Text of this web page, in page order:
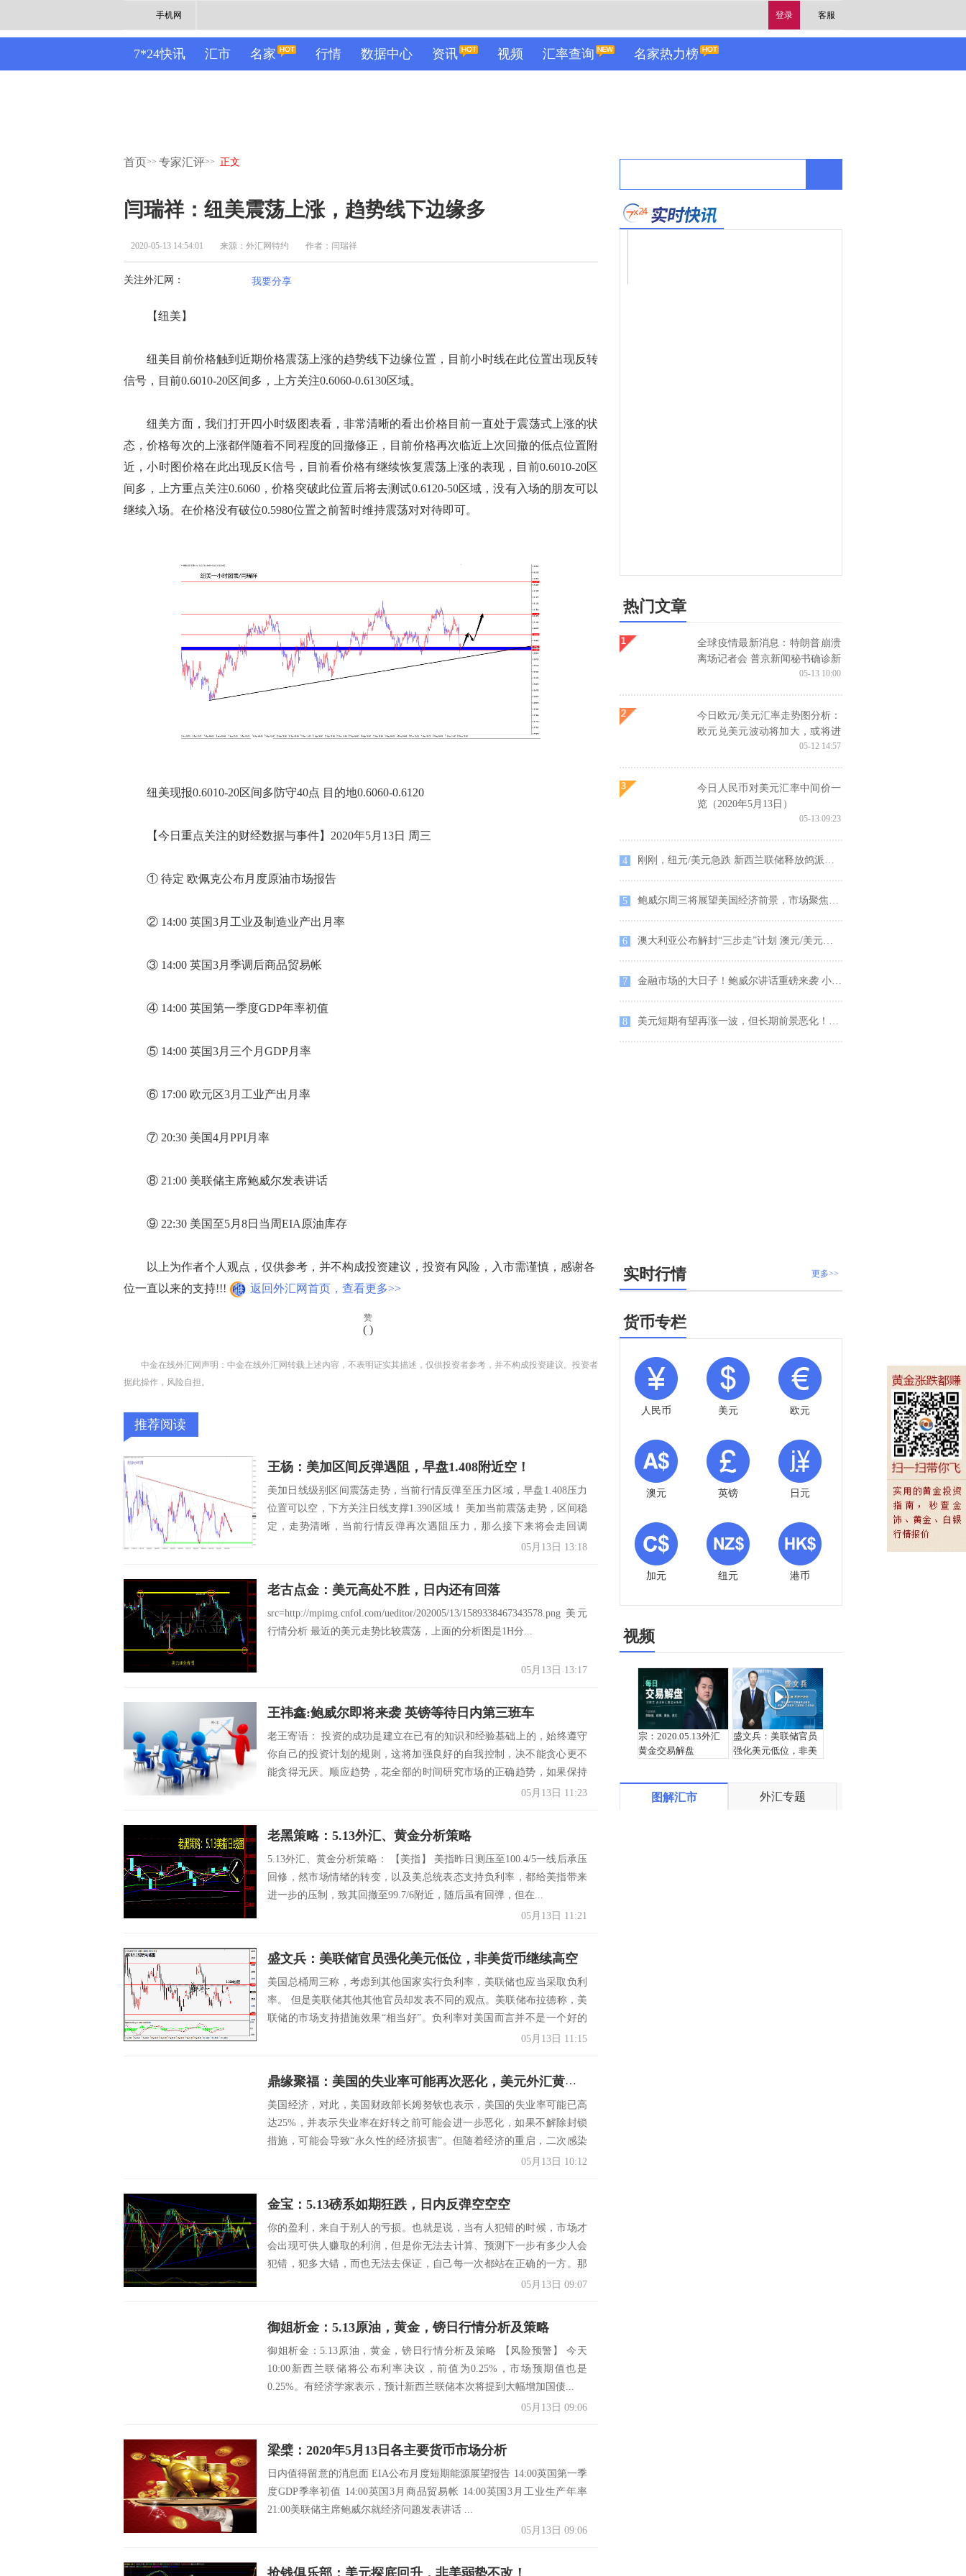
登录 客服
手机网
7*24快讯 汇市 名家 行情 数据中心 资讯 视频 汇率查询 名家热力榜
首页>> 专家汇评>> 正文
闫瑞祥：纽美震荡上涨，趋势线下边缘多
2020-05-13 14:54:01 来源：外汇网特约 作者：闫瑞祥
关注外汇网： 我要分享
【纽美】
纽美目前价格触到近期价格震荡上涨的趋势线下边缘位置，目前小时线在此位置出现反转
信号，目前0.6010-20区间多，上方关注0.6060-0.6130区域。
纽美方面，我们打开四小时级图表看，非常清晰的看出价格目前一直处于震荡式上涨的状
态，价格每次的上涨都伴随着不同程度的回撤修正，目前价格再次临近上次回撤的低点位置附
近，小时图价格在此出现反K信号，目前看价格有继续恢复震荡上涨的表现，目前0.6010-20区
间多，上方重点关注0.6060，价格突破此位置后将去测试0.6120-50区域，没有入场的朋友可以
继续入场。在价格没有破位0.5980位置之前暂时维持震荡对对待即可。
纽美现报0.6010-20区间多防守40点 目的地0.6060-0.6120
【今日重点关注的财经数据与事件】2020年5月13日 周三
① 待定 欧佩克公布月度原油市场报告
② 14:00 英国3月工业及制造业产出月率
③ 14:00 英国3月季调后商品贸易帐
④ 14:00 英国第一季度GDP年率初值
⑤ 14:00 英国3月三个月GDP月率
⑥ 17:00 欧元区3月工业产出月率
⑦ 20:30 美国4月PPI月率
⑧ 21:00 美联储主席鲍威尔发表讲话
⑨ 22:30 美国至5月8日当周EIA原油库存
以上为作者个人观点，仅供参考，并不构成投资建议，投资有风险，入市需谨慎，感谢各
位一直以来的支持!!!
返回外汇网首页，查看更多>>
赞
( )
中金在线外汇网声明：中金在线外汇网转载上述内容，不表明证实其描述，仅供投资者参考，并不构成投资建议。投资者
据此操作，风险自担。
推荐阅读
王杨：美加区间反弹遇阻，早盘1.408附近空！
美加日线级别区间震荡走势，当前行情反弹至压力区域，早盘1.408压力
位置可以空，下方关注日线支撑1.390区域！ 美加当前震荡走势，区间稳
定，走势清晰，当前行情反弹再次遇阻压力，那么接下来将会走回调
05月13日 13:18
老古点金：美元高处不胜，日内还有回落
src=http://mpimg.cnfol.com/ueditor/202005/13/1589338467343578.png 美元
行情分析 最近的美元走势比较震荡，上面的分析图是1H分...
05月13日 13:17
王祎鑫:鲍威尔即将来袭 英镑等待日内第三班车
老王寄语： 投资的成功是建立在已有的知识和经验基础上的，始终遵守
你自己的投资计划的规则，这将加强良好的自我控制，决不能贪心更不
能贪得无厌。顺应趋势，花全部的时间研究市场的正确趋势，如果保持
05月13日 11:23
老黑策略：5.13外汇、黄金分析策略
5.13外汇、黄金分析策略： 【美指】 美指昨日测压至100.4/5一线后承压
回修，然市场情绪的转变，以及美总统表态支持负利率，都给美指带来
进一步的压制，致其回撤至99.7/6附近，随后虽有回弹，但在...
05月13日 11:21
盛文兵：美联储官员强化美元低位，非美货币继续高空
美国总桶周三称，考虑到其他国家实行负利率，美联储也应当采取负利
率。 但是美联储其他其他官员却发表不同的观点。美联储布拉德称，美
联储的市场支持措施效果“相当好”。负利率对美国而言并不是一个好的
05月13日 11:15
鼎缘聚福：美国的失业率可能再次恶化，美元外汇黄金今日行情解析
美国经济，对此，美国财政部长姆努钦也表示，美国的失业率可能已高
达25%，并表示失业率在好转之前可能会进一步恶化，如果不解除封锁
措施，可能会导致“永久性的经济损害”。但随着经济的重启，二次感染
05月13日 10:12
金宝：5.13磅系如期狂跌，日内反弹空空空
你的盈利，来自于别人的亏损。也就是说，当有人犯错的时候，市场才
会出现可供人赚取的利润，但是你无法去计算、预测下一步有多少人会
犯错，犯多大错，而也无法去保证，自己每一次都站在正确的一方。那
05月13日 09:07
御姐析金：5.13原油，黄金，镑日行情分析及策略
御姐析金：5.13原油，黄金，镑日行情分析及策略 【风险预警】 今天
10:00新西兰联储将公布利率决议，前值为0.25%，市场预期值也是
0.25%。有经济学家表示，预计新西兰联储本次将提到大幅增加国债...
05月13日 09:06
梁檗：2020年5月13日各主要货币市场分析
日内值得留意的消息面 EIA公布月度短期能源展望报告 14:00英国第一季
度GDP季率初值 14:00英国3月商品贸易帐 14:00英国3月工业生产年率
21:00美联储主席鲍威尔就经济问题发表讲话 ...
05月13日 09:06
抢钱俱乐部：美元探底回升，非美弱势不改！
热门文章
全球疫情最新消息：特朗普崩溃
离场记者会 普京新闻秘书确诊新
冠肺炎 今日外汇市场重点关注
05-13 10:00
今日欧元/美元汇率走势图分析：
欧元兑美元波动将加大，或将进
05-12 14:57
今日人民币对美元汇率中间价一
览（2020年5月13日）
05-13 09:23
4 刚刚，纽元/美元急跌 新西兰联储释放鸽派言论，或为纽元注入上涨动力？
5 鲍威尔周三将展望美国经济前景，市场聚焦负利率政策
6 澳大利亚公布解封“三步走”计划 澳元/美元刺破短期下降楔形，有望进一步上涨进一步上涨
7 金融市场的大日子！鲍威尔讲话重磅来袭 小心美元遭猛烈抛售 黄金多头酝酿爆发
8 美元短期有望再涨一波，但长期前景恶化！机构揭秘背后玄机
更多>>
实时行情
货币专栏
人民币 美元 欧元
澳元 英镑 日元
加元 纽元 港币
视频
宗：2020.05.13外汇
黄金交易解盘
盛文兵：美联储官员
强化美元低位，非美
图解汇市 外汇专题